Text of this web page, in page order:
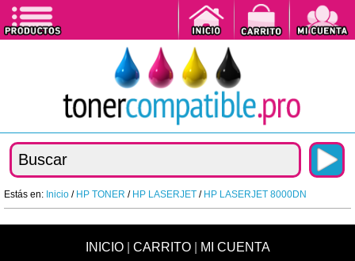
Estás en: Inicio / HP TONER / HP LASERJET / HP LASERJET 8000DN
INICIO| CARRITO|
MI CUENTA